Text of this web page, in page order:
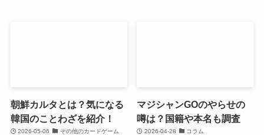
朝鮮カルタとは？気になる
韓国のことわざを紹介！
2026-05-06 その他のカードゲーム
マジシャンGOのやらせの
噂は？国籍や本名も調査
2026-04-28 コラム